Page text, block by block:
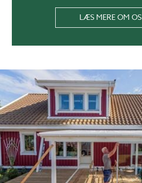
LÆS MERE OM OS